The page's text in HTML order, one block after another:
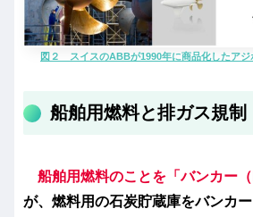
図２ スイスのABBが1990年に商品化したア
船舶用燃料と排ガス規制
船舶用燃料のことを「バンカー
が、燃料用の石炭貯蔵庫をバンカ